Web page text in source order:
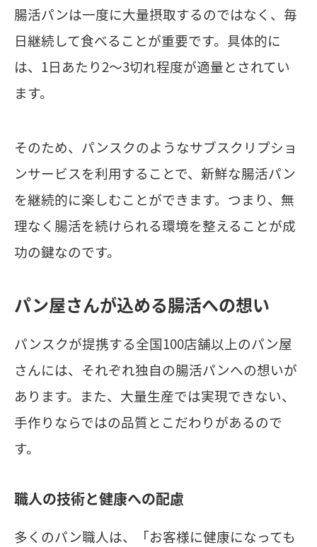
腸活パンは一度に大量摂取するのではなく、毎
日継続して食べることが重要です。具体的に
は、1日あたり2〜3切れ程度が適量とされてい
ます。
そのため、パンスクのようなサブスクリプショ
ンサービスを利用することで、新鮮な腸活パン
を継続的に楽しむことができます。つまり、無
理なく腸活を続けられる環境を整えることが成
功の鍵なのです。
パン屋さんが込める腸活への想い
パンスクが提携する全国100店舗以上のパン屋
さんには、それぞれ独自の腸活パンへの想いが
あります。また、大量生産では実現できない、
手作りならではの品質とこだわりがあるので
す。
職人の技術と健康への配慮
多くのパン職人は、「お客様に健康になっても